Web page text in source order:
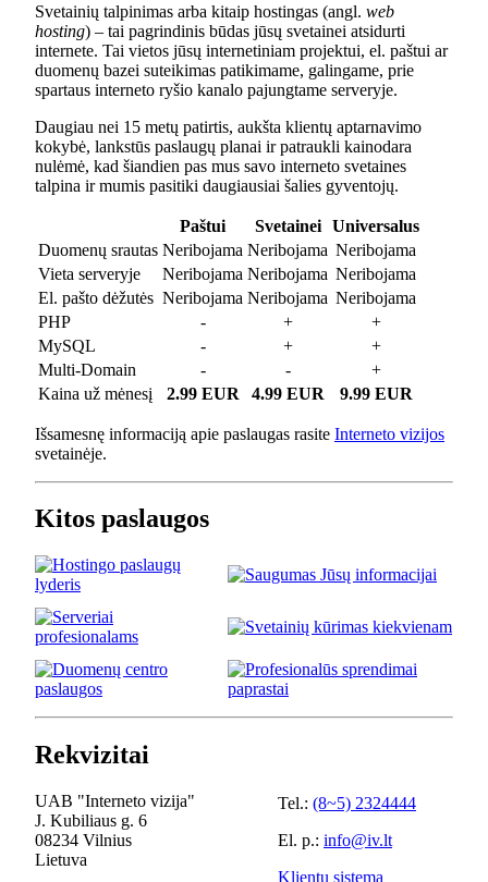
Svetainių talpinimas arba kitaip hostingas (angl. web
hosting) – tai pagrindinis būdas jūsų svetainei atsidurti
internete. Tai vietos jūsų internetiniam projektui, el. paštui ar
duomenų bazei suteikimas patikimame, galingame, prie
spartaus interneto ryšio kanalo pajungtame serveryje.
Daugiau nei 15 metų patirtis, aukšta klientų aptarnavimo
kokybė, lankstūs paslaugų planai ir patraukli kainodara
nulėmė, kad šiandien pas mus savo interneto svetaines
talpina ir mumis pasitiki daugiausiai šalies gyventojų.
Paštui Svetainei
Universalus
Duomenų srautas Neribojama Neribojama Neribojama
Vieta serveryje
Neribojama Neribojama Neribojama
El. pašto dėžutės Neribojama Neribojama Neribojama
PHP
- +
+
MySQL
- +
+
Multi-Domain
- -
+
Kaina už mėnesį
2.99 EUR 4.99 EUR 9.99 EUR
Išsamesnę informaciją apie paslaugas rasite Interneto vizijos
svetainėje.
Kitos paslaugos
Rekvizitai
UAB "Interneto vizija"
J. Kubiliaus g. 6
08234 Vilnius
Lietuva
Tel.: (8~5) 2324444
El. p.: info@iv.lt
Klientų sistema